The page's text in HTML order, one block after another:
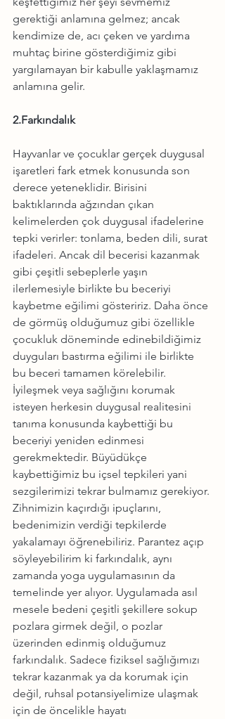
gerektiği anlamına gelmez; ancak
kendimize de, acı çeken ve yardıma
muhtaç birine gösterdiğimiz gibi
yargılamayan bir kabulle yaklaşmamız
anlamına gelir.
2.Farkındalık
Hayvanlar ve çocuklar gerçek duygusal
işaretleri fark etmek konusunda son
derece yeteneklidir. Birisini
baktıklarında ağzından çıkan
kelimelerden çok duygusal ifadelerine
tepki verirler: tonlama, beden dili, surat
ifadeleri. Ancak dil becerisi kazanmak
gibi çeşitli sebeplerle yaşın
ilerlemesiyle birlikte bu beceriyi
kaybetme eğilimi gösteririz. Daha önce
de görmüş olduğumuz gibi özellikle
çocukluk döneminde edinebildiğimiz
duyguları bastırma eğilimi ile birlikte
bu beceri tamamen körelebilir.
İyileşmek veya sağlığını korumak
isteyen herkesin duygusal realitesini
tanıma konusunda kaybettiği bu
beceriyi yeniden edinmesi
gerekmektedir. Büyüdükçe
kaybettiğimiz bu içsel tepkileri yani
sezgilerimizi tekrar bulmamız gerekiyor.
Zihnimizin kaçırdığı ipuçlarını,
bedenimizin verdiği tepkilerde
yakalamayı öğrenebiliriz. Parantez açıp
söyleyebilirim ki farkındalık, aynı
zamanda yoga uygulamasının da
temelinde yer alıyor. Uygulamada asıl
mesele bedeni çeşitli şekillere sokup
pozlara girmek değil, o pozlar
üzerinden edinmiş olduğumuz
farkındalık. Sadece fiziksel sağlığımızı
tekrar kazanmak ya da korumak için
değil, ruhsal potansiyelimize ulaşmak
için de öncelikle hayatı